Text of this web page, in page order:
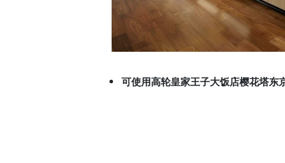
可使用高轮皇家王子大饭店樱花塔东